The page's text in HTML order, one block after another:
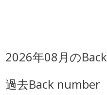
2026年08月の
過去Back number